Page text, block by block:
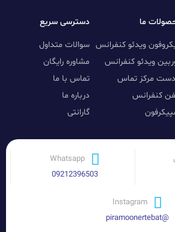
ما
ویدئو کنفرانس
ویدئو کنفرانس
مرکز تماس
کنفرانس
دسترسی سریع
سوالات متداول
مشاوره رایگان
تماس با ما
درباره ما
گارانتی
Whatsapp
09212396503
Instagram
@piramoonertebat